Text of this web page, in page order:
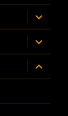
子
菜
单
展
开
子
菜
单
展
开
子
菜
单
展
开
子